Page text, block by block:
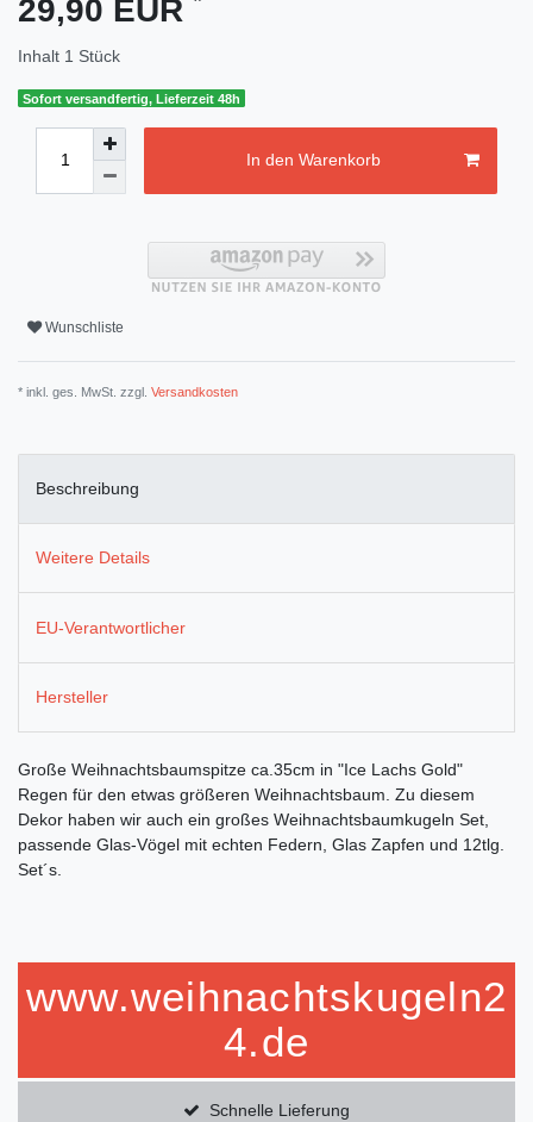
29,90 EUR
Inhalt 1 Stück
Sofort versandfertig, Lieferzeit 48h
In den Warenkorb
Wunschliste
* inkl. ges. MwSt. zzgl. Versandkosten
Beschreibung
Weitere Details
EU-Verantwortlicher
Hersteller
Große Weihnachtsbaumspitze ca.35cm in "Ice Lachs Gold"
Regen für den etwas größeren Weihnachtsbaum. Zu diesem
Dekor haben wir auch ein großes Weihnachtsbaumkugeln Set,
passende Glas-Vögel mit echten Federn, Glas Zapfen und 12tlg.
Set´s.
www.weihnachtskugeln2
4.de
Schnelle Lieferung